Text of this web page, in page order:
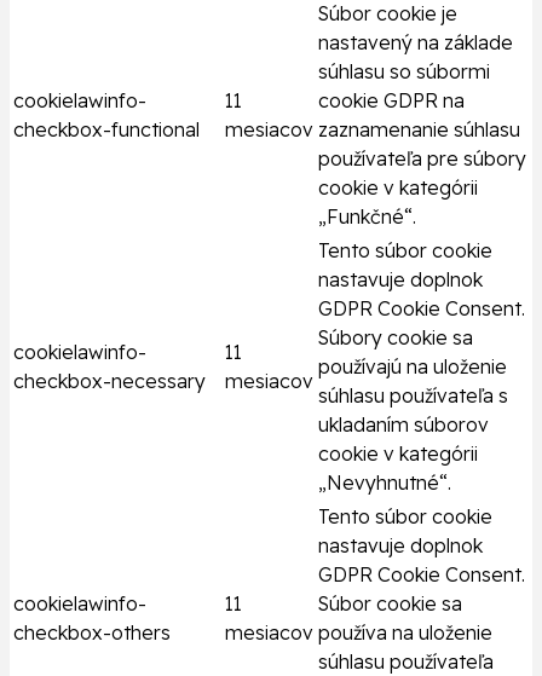
cookielawinfo-
checkbox-functional
11
mesiacov
Súbor cookie je
nastavený na základe
súhlasu so súbormi
cookie GDPR na
zaznamenanie súhlasu
používateľa pre súbory
cookie v kategórii
„Funkčné“.
cookielawinfo-
checkbox-necessary
11
mesiacov
Tento súbor cookie
nastavuje doplnok
GDPR Cookie Consent.
Súbory cookie sa
používajú na uloženie
súhlasu používateľa s
ukladaním súborov
cookie v kategórii
„Nevyhnutné“.
cookielawinfo-
checkbox-others
11
mesiacov
Tento súbor cookie
nastavuje doplnok
GDPR Cookie Consent.
Súbor cookie sa
používa na uloženie
súhlasu používateľa